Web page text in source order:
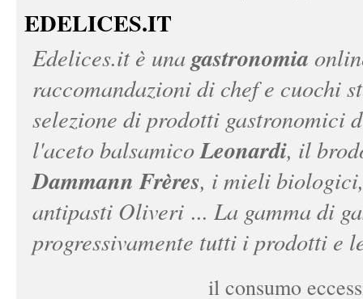
EDELICES.IT
Edelices.itè una gastronomia
raccomandazioni di chef e cuochi
selezione di prodotti gastronomici
l'aceto balsamicoLeonardi, il
Dammann Frères, i mieli
antipasti Oliveri ... La gamma di
progressivamente tutti i prodotti e
il consumo